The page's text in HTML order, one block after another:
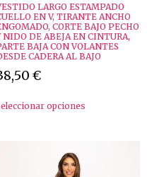
LARGO ESTAMPADO
EN V, TIRANTE ANCHO
CORTE BAJO PECHO
NIDO DE ABEJA EN CINTURA,
BAJA CON VOLANTES
CADERA AL BAJO
€
opciones